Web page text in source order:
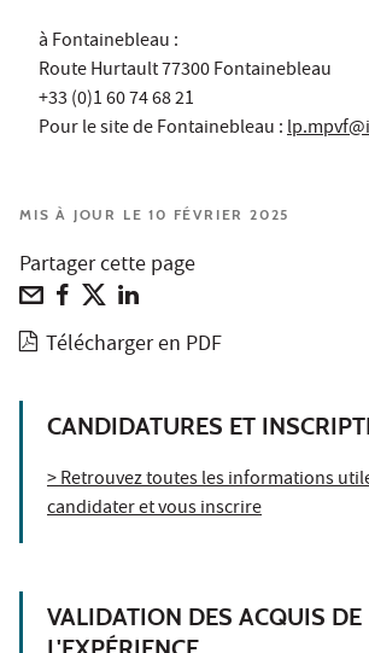
à Fontainebleau :
Route Hurtault 77300 Fontainebleau
+33 (0)1 60 74 68 21
Pour le site de Fontainebleau :
MIS À JOUR LE 10 FÉVRIER 2025
Partager cette page
Télécharger en PDF
CANDIDATURES ET
> Retrouvez toutes les informations
candidater et vous inscrire
VALIDATION DES ACQUIS DE